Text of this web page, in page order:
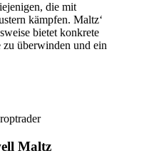
die mit
kämpfen. Maltz‘
bietet konkrete
überwinden und ein
Maltz